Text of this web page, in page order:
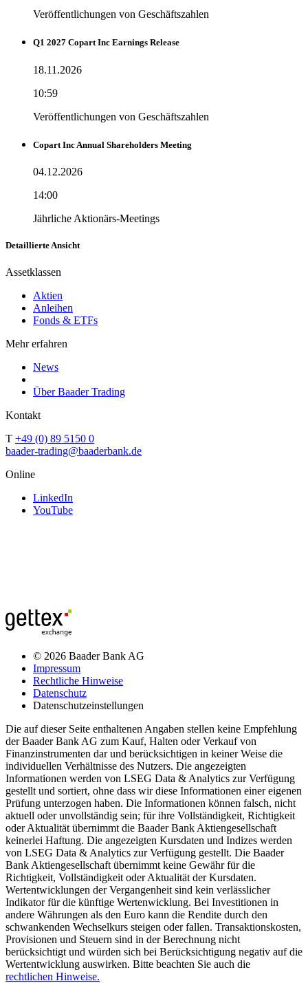
Veröffentlichungen von Geschäftszahlen
Q1 2027 Copart Inc Earnings Release
18.11.2026
10:59
Veröffentlichungen von Geschäftszahlen
Copart Inc Annual Shareholders Meeting
04.12.2026
14:00
Jährliche Aktionärs-Meetings
Detaillierte Ansicht
Assetklassen
Aktien
Anleihen
Fonds & ETFs
Mehr erfahren
News
Über Baader Trading
Kontakt
T +49 (0) 89 5150 0
baader-trading@baaderbank.de
Online
LinkedIn
YouTube
© 2026 Baader Bank AG
Impressum
Rechtliche Hinweise
Datenschutz
Datenschutzeinstellungen
Die auf dieser Seite enthaltenen Angaben stellen keine Empfehlung
der Baader Bank AG zum Kauf, Halten oder Verkauf von
Finanzinstrumenten dar und berücksichtigen in keiner Weise die
individuellen Verhältnisse des Nutzers. Die angezeigten
Informationen werden von LSEG Data & Analytics zur Verfügung
gestellt und sortiert, ohne dass wir diese Informationen einer eigenen
Prüfung unterzogen haben. Die Informationen können falsch, nicht
aktuell oder unvollständig sein; für ihre Vollständigkeit, Richtigkeit
oder Aktualität übernimmt die Baader Bank Aktiengesellschaft
keinerlei Haftung. Die angezeigten Kursdaten und Indizes werden
von LSEG Data & Analytics zur Verfügung gestellt. Die Baader
Bank Aktiengesellschaft übernimmt keine Gewähr für die
Richtigkeit, Vollständigkeit oder Aktualität der Kursdaten.
Wertentwicklungen der Vergangenheit sind kein verlässlicher
Indikator für die künftige Wertenwicklung. Bei Investitionen in
andere Währungen als den Euro kann die Rendite durch den
schwankenden Wechselkurs steigen oder fallen. Transaktionskosten,
Provisionen und Steuern sind in der Berechnung nicht
berücksichtigt und würden sich bei Berücksichtigung negativ auf die
Wertentwicklung auswirken. Bitte beachten Sie auch die
rechtlichen Hinweise.